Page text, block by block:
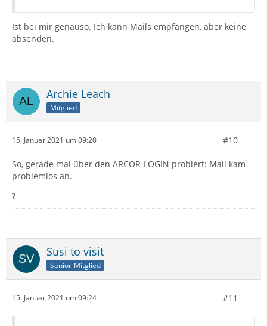
Ist bei mir genauso. Ich kann Mails empfangen, aber keine
absenden.
Archie Leach
Mitglied
15. Januar 2021 um 09:20 #10
So, gerade mal über den ARCOR-LOGIN probiert: Mail kam
problemlos an.
?
Susi to visit
Senior-Mitglied
15. Januar 2021 um 09:24 #11